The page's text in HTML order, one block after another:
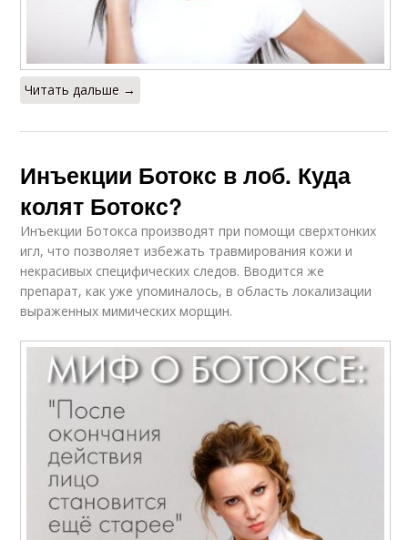
Читать дальше →
Инъекции Ботокс в лоб. Куда
колят Ботокс?
Инъекции Ботокса производят при помощи сверхтонких
игл, что позволяет избежать травмирования кожи и
некрасивых специфических следов. Вводится же
препарат, как уже упоминалось, в область локализации
выраженных мимических морщин.